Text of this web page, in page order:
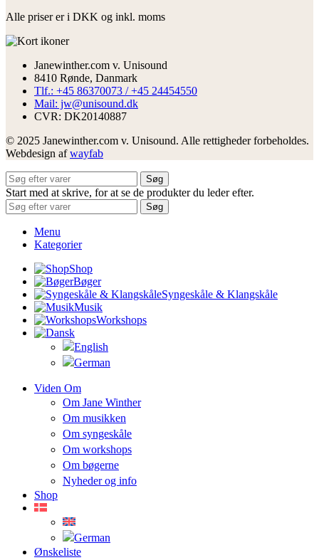
Alle priser er i DKK og inkl. moms
Janewinther.com v. Unisound
8410 Rønde, Danmark
Tlf.: +45 86370073 / +45 24454550
Mail: jw@unisound.dk
CVR: DK20140887
© 2025 Janewinther.com v. Unisound. Alle rettigheder forbeholdes.
Webdesign afwayfab
Søg
Start med at skrive, for at se de produkter du leder efter.
Søg
Menu
Kategorier
Shop
Bøger
Syngeskåle & Klangskåle
Musik
Workshops
Viden Om
Om Jane Winther
Om musikken
Om syngeskåle
Om workshops
Om bøgerne
Nyheder og info
Shop
Ønskeliste